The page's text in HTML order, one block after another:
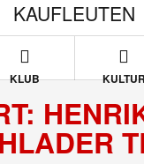
KAUFLEUTEN
KLUB